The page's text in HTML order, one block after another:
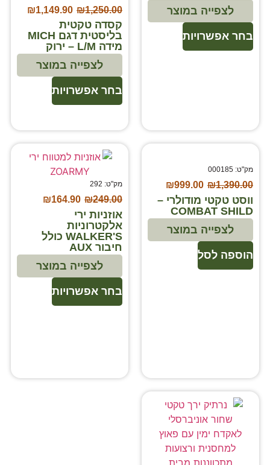
בחר אפשרויות
לצפייה במוצר ₪1,250.00
₪1,149.90
קסדה טקטית
בליסטית דגם MICH
מידה L/M – ירוק
בחר אפשרויות
לצפייה במוצר
מק"ט: 000185
₪1,390.00
₪999.00
ווסט טקטי מודולרי –
COMBAT SHILD
הוספה לסל
לצפייה במוצר
מק"ט: 292
₪249.00
₪164.90
אוזניות ירי
אלקטרוניות
WALKER'S כולל
חיבור AUX
בחר אפשרויות
לצפייה במוצר